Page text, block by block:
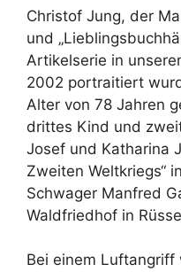
Christof Jung, der
und
Artikelserie in
2002 portraitiert
Alter von 78 Jahren
drittes Kind und
Josef und Katharina
Zweiten Weltkriegs“
Schwager Manfred
Waldfriedhof in
Bei einem